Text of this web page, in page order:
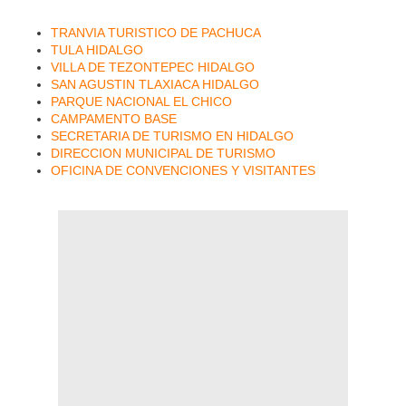
TRANVIA TURISTICO DE PACHUCA
TULA HIDALGO
VILLA DE TEZONTEPEC HIDALGO
SAN AGUSTIN TLAXIACA HIDALGO
PARQUE NACIONAL EL CHICO
CAMPAMENTO BASE
SECRETARIA DE TURISMO EN HIDALGO
DIRECCION MUNICIPAL DE TURISMO
OFICINA DE CONVENCIONES Y VISITANTES